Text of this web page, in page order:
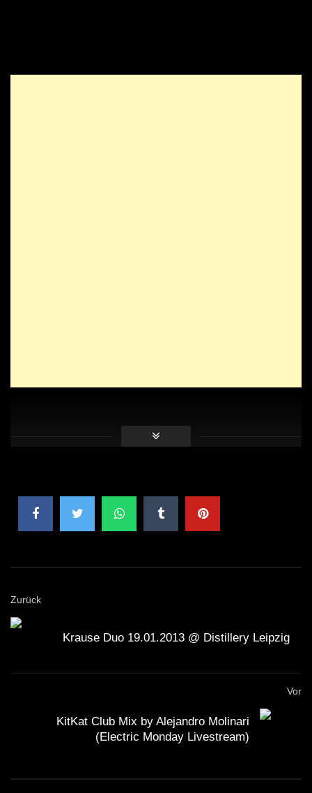
Zurück
Krause Duo 19.01.2013 @ Distillery Leipzig
Vor
KitKat Club Mix by Alejandro Molinari
(Electric Monday Livestream)